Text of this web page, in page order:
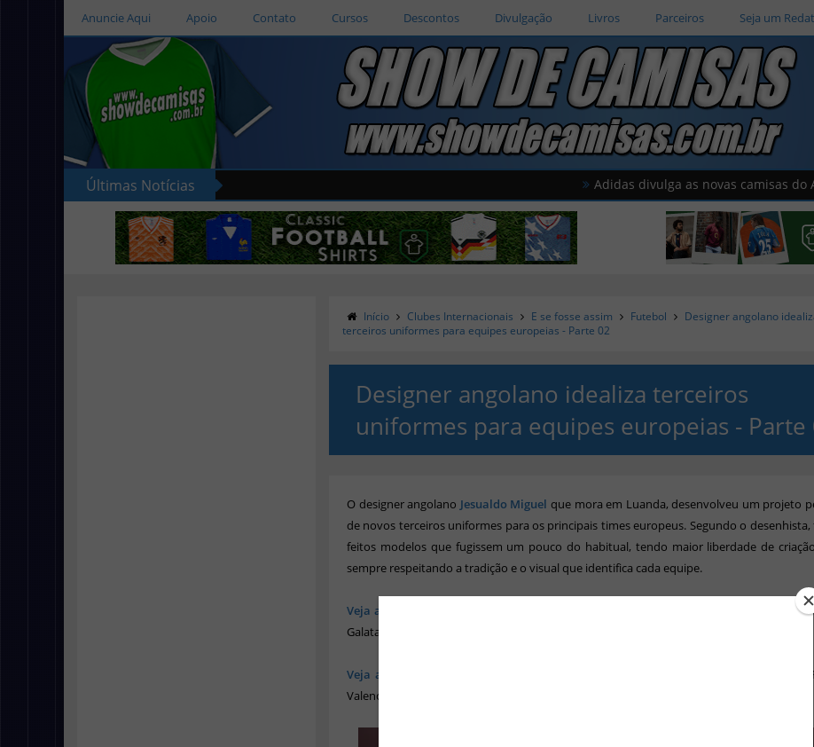
Anuncie Aqui Apoio Contato Cursos Descontos Divulgação Livros Parceiros Seja um
Últimas Notícias Adidas divulga as novas camisas do América do
Início Clubes Internacionais E se fosse assim Futebol
Designer angolano
terceiros uniformes para equipes europeias - Parte 02
Designer angolano idealiza terceiros
uniformes para equipes europeias - Parte
O designer angolano Jesualdo Miguel que mora em Luanda, desenvolveu um projeto
de novos terceiros uniformes para os principais times europeus. Segundo o
feitos modelos que fugissem um pouco do habitual, tendo maior liberdade de
sempre respeitando a tradição e o visual que identifica cada equipe.
Veja a Parte 01
- Arsenal, Atlético de Madrid, Barcelona, Bayern de Munique, Benfica,
Galatasaray, Juventus e Lyon.
Veja a Parte 02
- Manchester City, Manchester United, Porto, PSG, PSV, Real Madrid,
Valencia, Wolfburg e Zenit.